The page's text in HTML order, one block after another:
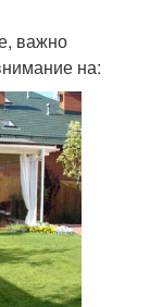
важно
на: